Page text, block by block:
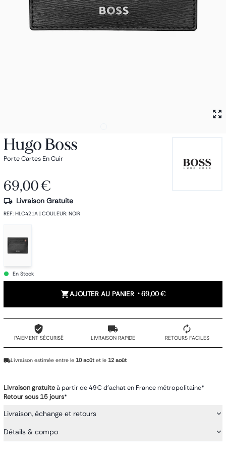
Porte monnaie
Bagagerie
Hugo Boss
Porte Cartes En Cuir
69,00 €
Livraison Gratuite
REF: HLC421A | COULEUR: NOIR
En Stock
AJOUTER AU PANIER • 69,00 €
PAIEMENT SÉCURISÉ LIVRAISON RAPIDE RETOURS FACILES
Livraison estimée entre le 10 août et le 12 août
Livraison gratuiteà partir de 49€ d'achat en France métropolitaine*
Retour sous 15 jours*
Livraison, échange et retours
Détails & compo